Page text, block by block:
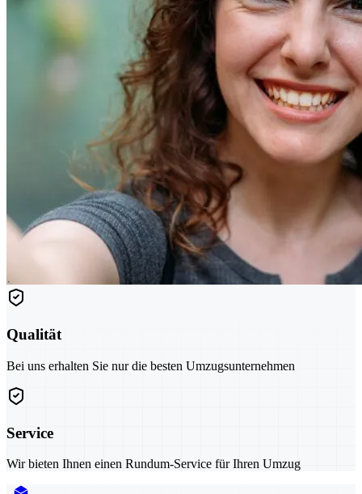
Qualität
Bei uns erhalten Sie nur die besten Umzugsunternehmen
Service
Wir bieten Ihnen einen Rundum-Service für Ihren Umzug